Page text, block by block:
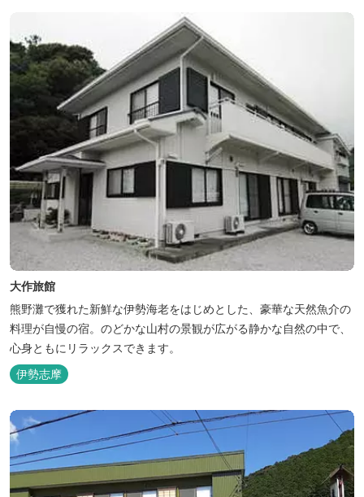
軒家とウッドデッキ、 屋外リビングでゆったり過ごしていただけま
大作旅館
熊野灘で獲れた新鮮な伊勢海老をはじめとした、豪華な天然魚介の
料理が自慢の宿。のどかな山村の景観が広がる静かな自然の中で、
心身ともにリラックスできます。
伊勢志摩